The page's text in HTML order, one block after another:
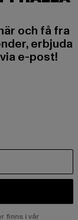
och få fra
erbjuda
e-post!
finns i vår